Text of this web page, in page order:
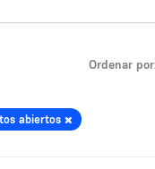
Ordenar por
abiertos